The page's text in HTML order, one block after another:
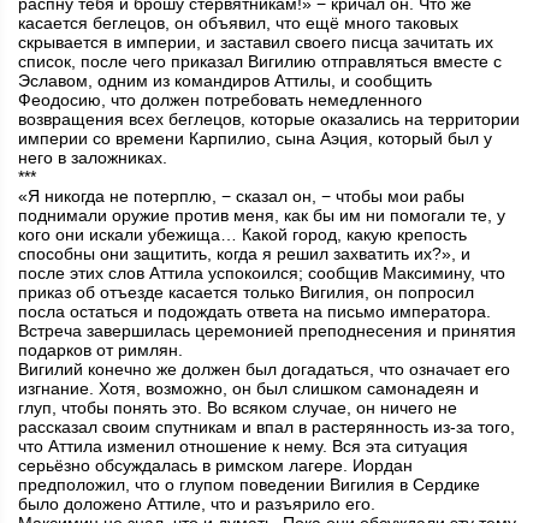
распну тебя и брошу стервятникам!» − кричал он. Что же
касается беглецов, он объявил, что ещё много таковых
скрывается в империи, и заставил своего писца зачитать их
список, после чего приказал Вигилию отправляться вместе с
Эславом, одним из командиров Аттилы, и сообщить
Феодосию, что должен потребовать немедленного
возвращения всех беглецов, которые оказались на территории
империи со времени Карпилио, сына Аэция, который был у
него в заложниках.
***
«Я никогда не потерплю, − сказал он, − чтобы мои рабы
поднимали оружие против меня, как бы им ни помогали те, у
кого они искали убежища… Какой город, какую крепость
способны они защитить, когда я решил захватить их?», и
после этих слов Аттила успокоился; сообщив Максимину, что
приказ об отъезде касается только Вигилия, он попросил
посла остаться и подождать ответа на письмо императора.
Встреча завершилась церемонией преподнесения и принятия
подарков от римлян.
Вигилий конечно же должен был догадаться, что означает его
изгнание. Хотя, возможно, он был слишком самонадеян и
глуп, чтобы понять это. Во всяком случае, он ничего не
рассказал своим спутникам и впал в растерянность из-за того,
что Аттила изменил отношение к нему. Вся эта ситуация
серьёзно обсуждалась в римском лагере. Иордан
предположил, что о глупом поведении Вигилия в Сердике
было доложено Аттиле, что и разъярило его.